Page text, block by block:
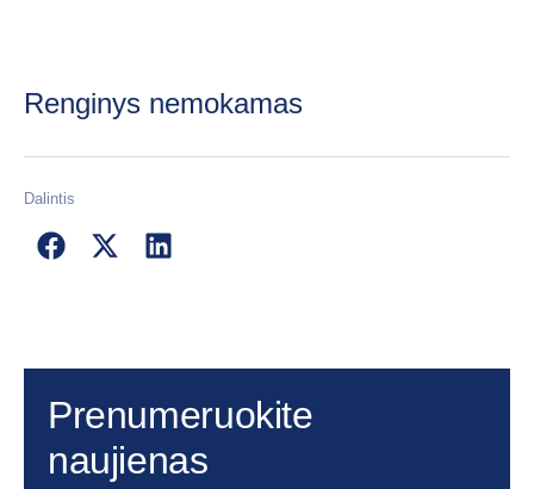
Renginys nemokamas
Dalintis
Prenumeruokite
naujienas